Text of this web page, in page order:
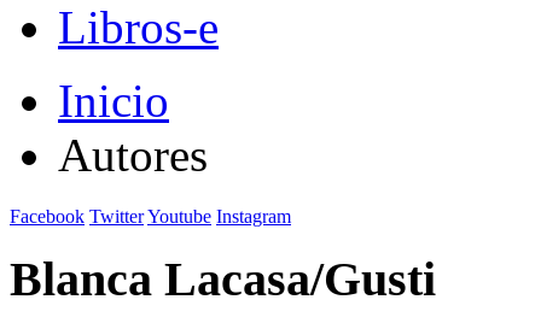
Libros-e
Inicio
Autores
Facebook TwitterYoutube Instagram
Blanca Lacasa/Gusti